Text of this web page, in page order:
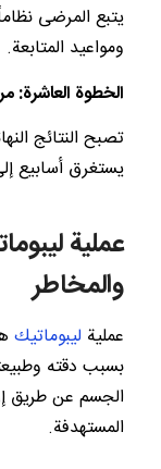
يتبع المرضى
ومواعيد المتابعة.
الخطوة العاشرة:
تصبح النتائج
يستغرق أسابيع
عملية
والمخاطر
عملية ليبوماتيك
بسبب دقته
الجسم عن طريق
المستهدفة.